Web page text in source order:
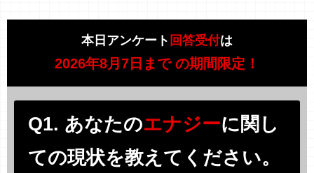
本日アンケート 回答受付は
2026年8月7日までの期間限定！
Q1. あなたのエナジーに関し
ての現状を教えてください。